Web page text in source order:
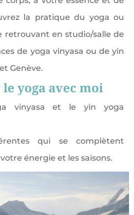
la pratique du yoga ou
retrouvant en studio/salle de
de yoga vinyasa ou de yin
Genève.
yoga avec moi
vinyasa et le yin yoga
qui se complètent
énergie et les saisons.